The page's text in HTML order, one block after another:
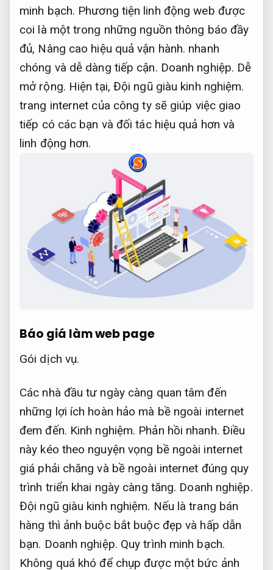
minh bạch. Phương tiện linh động web được
coi là một trong những nguồn thông báo đầy
đủ, Nâng cao hiệu quả vận hành. nhanh
chóng và dễ dàng tiếp cận. Doanh nghiệp. Dễ
mở rộng. Hiện tại, Đội ngũ giàu kinh nghiệm.
trang internet của công ty sẽ giúp việc giao
tiếp có các bạn và đối tác hiệu quả hơn và
linh động hơn.
Báo giá làm web page
Gói dịch vụ.
Các nhà đầu tư ngày càng quan tâm đến
những lợi ích hoàn hảo mà bề ngoài internet
đem đến. Kinh nghiệm. Phản hồi nhanh. Điều
này kéo theo nguyện vọng bề ngoài internet
giá phải chăng và bề ngoài internet đúng quy
trình triển khai ngày càng tăng. Doanh nghiệp.
Đội ngũ giàu kinh nghiệm. Nếu là trang bán
hàng thì ảnh buộc bắt buộc đẹp và hấp dẫn
bạn. Doanh nghiệp. Quy trình minh bạch.
Không quá khó để chụp được một bức ảnh